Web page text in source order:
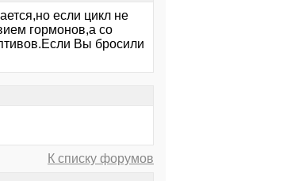
если цикл не
гормонов,а со
Вы бросили
К списку форумов